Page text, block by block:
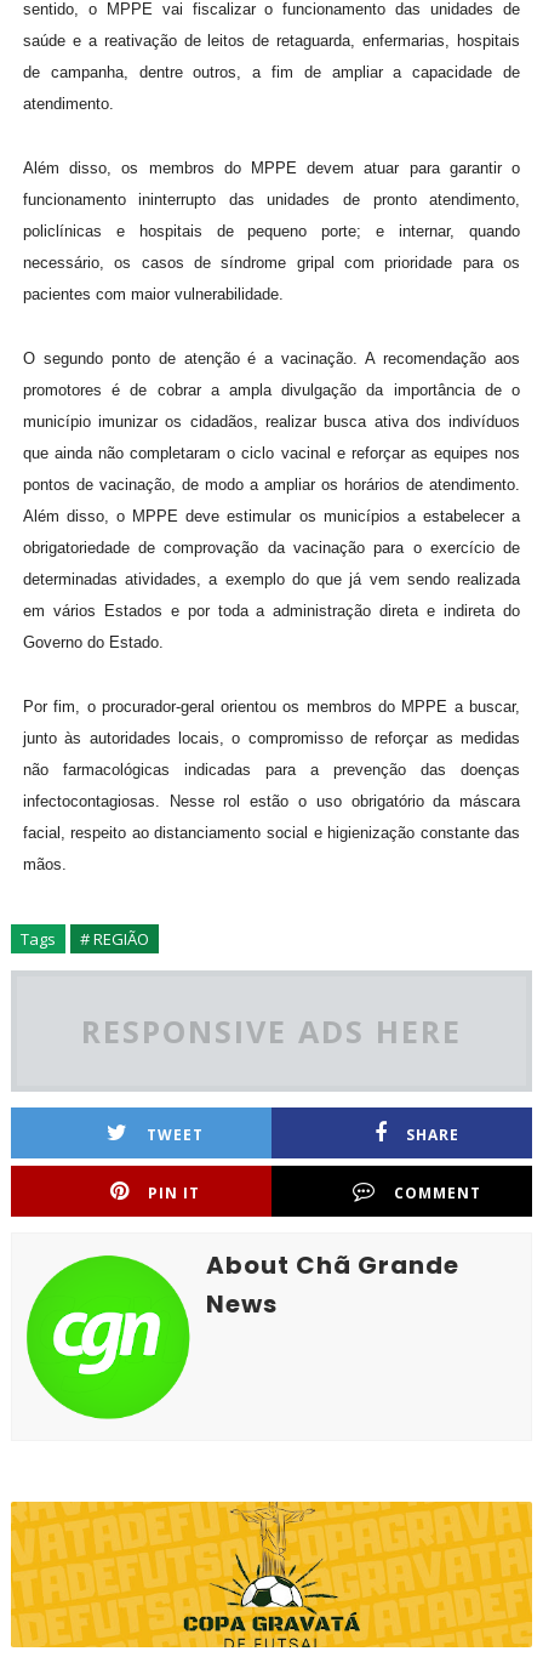
sentido, o MPPE vai fiscalizar o funcionamento das unidades de
saúde e a reativação de leitos de retaguarda, enfermarias, hospitais
de campanha, dentre outros, a fim de ampliar a capacidade de
atendimento.
Além disso, os membros do MPPE devem atuar para garantir o
funcionamento ininterrupto das unidades de pronto atendimento,
policlínicas e hospitais de pequeno porte; e internar, quando
necessário, os casos de síndrome gripal com prioridade para os
pacientes com maior vulnerabilidade.
O segundo ponto de atenção é a vacinação. A recomendação aos
promotores é de cobrar a ampla divulgação da importância de o
município imunizar os cidadãos, realizar busca ativa dos indivíduos
que ainda não completaram o ciclo vacinal e reforçar as equipes nos
pontos de vacinação, de modo a ampliar os horários de atendimento.
Além disso, o MPPE deve estimular os municípios a estabelecer a
obrigatoriedade de comprovação da vacinação para o exercício de
determinadas atividades, a exemplo do que já vem sendo realizada
em vários Estados e por toda a administração direta e indireta do
Governo do Estado.
Por fim, o procurador-geral orientou os membros do MPPE a buscar,
junto às autoridades locais, o compromisso de reforçar as medidas
não farmacológicas indicadas para a prevenção das doenças
infectocontagiosas. Nesse rol estão o uso obrigatório da máscara
facial, respeito ao distanciamento social e higienização constante das
mãos.
Tags # REGIÃO
RESPONSIVE ADS HERE
TWEET SHARE
PIN IT COMMENT
About Chã Grande
News